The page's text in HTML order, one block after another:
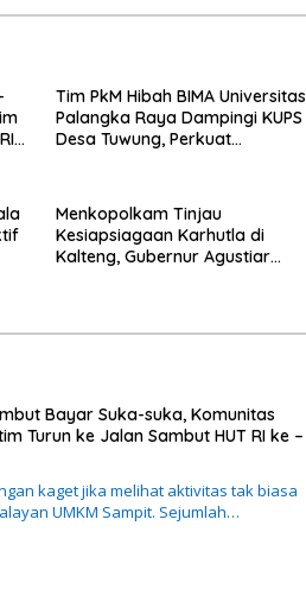
Tim PkM Hibah BIMA Universitas
Palangka Raya Dampingi KUPS
Desa Tuwung, Perkuat
Menkopolkam Tinjau
Kesiapsiagaan Karhutla di
Kalteng, Gubernur Agustiar
Bayar Suka-suka, Komunitas
Turun ke Jalan Sambut HUT RI ke –
kaget jika melihat aktivitas tak biasa
UMKM Sampit. Sejumlah…